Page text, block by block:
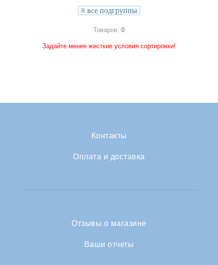
≡ все подгруппы
Товаров: 0
Задайте менее жесткие условия сортировки!
Контакты
Оплата и доставка
Отзывы о магазине
Ваши отчеты